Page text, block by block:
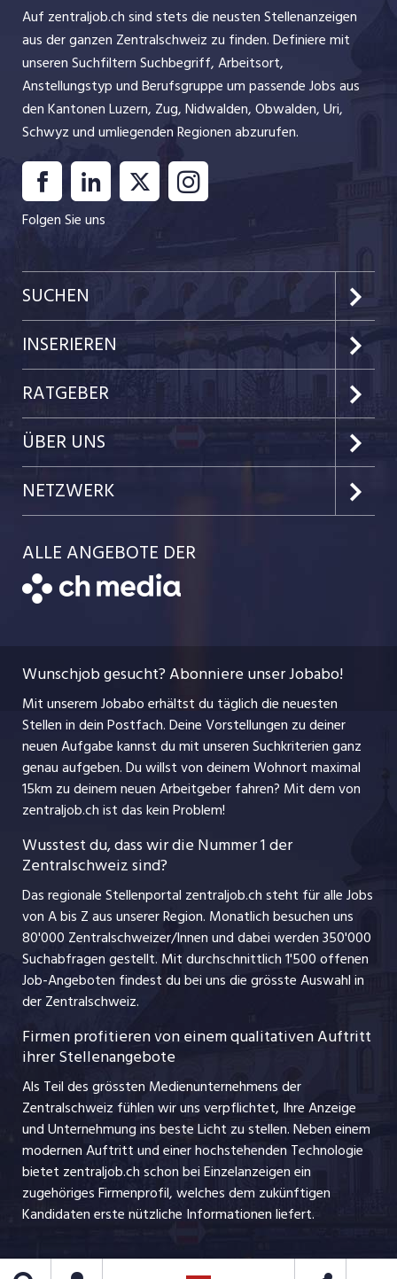
Auf zentraljob.ch sind stets die neusten Stellenanzeigen
aus der ganzen Zentralschweiz zu finden. Definiere mit
unseren Suchfiltern Suchbegriff, Arbeitsort,
Anstellungstyp und Berufsgruppe um passende Jobs aus
den Kantonen Luzern, Zug, Nidwalden, Obwalden, Uri,
Schwyz und umliegenden Regionen abzurufen.
Folgen Sie uns
SUCHEN
Kanton Luzern
Kanton Zug
Kanton Nidwalden
Kanton Obwalden
Kanton Schwyz
Festanstellungen
Freelance Jobs
Praktika
Lehrstellen
Ferienjobs
Führungspositionen
Jobline
INSERIEREN
Preise & Leistungen
Kundenlogin
Einzelinserat disponieren
Schnittstelle
Bewerber-Cockpit
RATGEBER
Job-News
Job-Tipps
Job-Storys
Job-Coach
Bewerbung
ÜBER UNS
Portrait
Jobs bei der CH Media
Nutzungsbedingungen
Impressum
NETZWERK
CH Media
jobbasel.ch
jobbern.ch
jobmittelland.ch
schaffu.ch (VS)
ajourjob.ch
ALLE ANGEBOTE DER
Wunschjob gesucht? Abonniere unser Jobabo!
Mit unserem Jobabo erhältst du täglich die neuesten
Stellen in dein Postfach. Deine Vorstellungen zu deiner
neuen Aufgabe kannst du mit unseren Suchkriterien ganz
genau aufgeben. Du willst von deinem Wohnort maximal
15km zu deinem neuen Arbeitgeber fahren? Mit demvon
zentraljob.ch ist das kein Problem!
Wusstest du, dass wir die Nummer 1 der
Zentralschweiz sind?
Das regionale Stellenportal zentraljob.ch steht für alle Jobs
von A bis Z aus unserer Region. Monatlich besuchen uns
80'000 Zentralschweizer/Innen und dabei werden 350'000
Suchabfragen gestellt. Mit durchschnittlich 1'500 offenen
Job-Angeboten findest du bei uns die grösste Auswahl in
der Zentralschweiz.
Firmen profitieren von einem qualitativen Auftritt
ihrer Stellenangebote
Als Teil des grössten Medienunternehmens der
Zentralschweiz fühlen wir uns verpflichtet, Ihre Anzeige
und Unternehmung ins beste Licht zu stellen. Neben einem
modernen Auftritt und einer hochstehenden Technologie
bietet zentraljob.ch schon bei Einzelanzeigen ein
zugehöriges Firmenprofil, welches dem zukünftigen
Kandidaten erste nützliche Informationen liefert.